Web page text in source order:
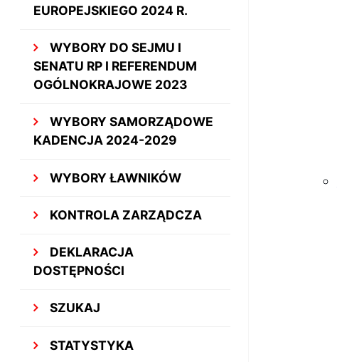
EUROPEJSKIEGO 2024 R.
WYBORY DO SEJMU I
SENATU RP I REFERENDUM
OGÓLNOKRAJOWE 2023
WYBORY SAMORZĄDOWE
KADENCJA 2024-2029
WYBORY ŁAWNIKÓW
KONTROLA ZARZĄDCZA
DEKLARACJA
DOSTĘPNOŚCI
SZUKAJ
STATYSTYKA